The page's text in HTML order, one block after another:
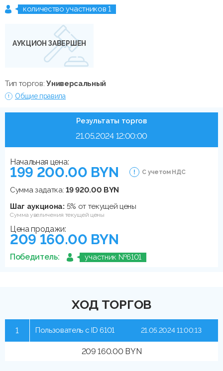
количество участников 1
АУКЦИОН ЗАВЕРШЕН
Тип торгов:Универсальный
Общие правила
Результаты торгов
21.05.2024 12:00:00
Начальная цена:
199 200.00 BYN С учетом НДС
Сумма задатка:19 920.00 BYN
Шаг аукциона: 5% от текущей цены
Сумма увеличения текущей цены
Цена продажи:
209 160.00 BYN
Победитель: участник №6101
ХОД ТОРГОВ
1 Пользователь с ID 6101
209 160.00 BYN
21.05.2024 11:00:13